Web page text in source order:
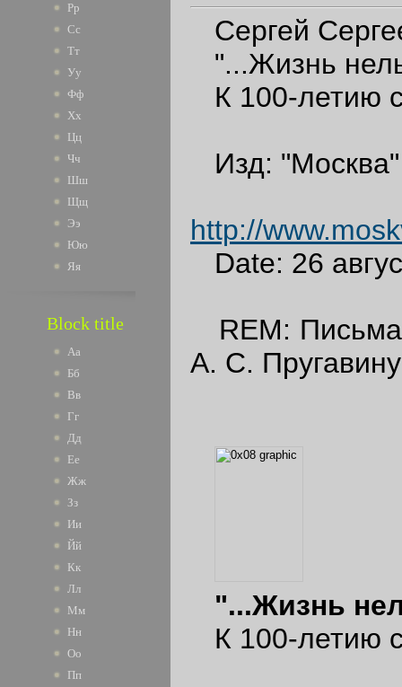
Рр
Сс
Тт
Уу
Фф
Хх
Цц
Чч
Шш
Щщ
Ээ
Юю
Яя
Block title
Аа
Бб
Вв
Гг
Дд
Ее
Жж
Зз
Ии
Йй
Кк
Лл
Мм
Нн
Оо
Пп
Сергей
"...Жизнь
К 100-летию
Изд:
http://
Date: 26
REM: Письма
А. С.
"...Жизнь
К 100-летию